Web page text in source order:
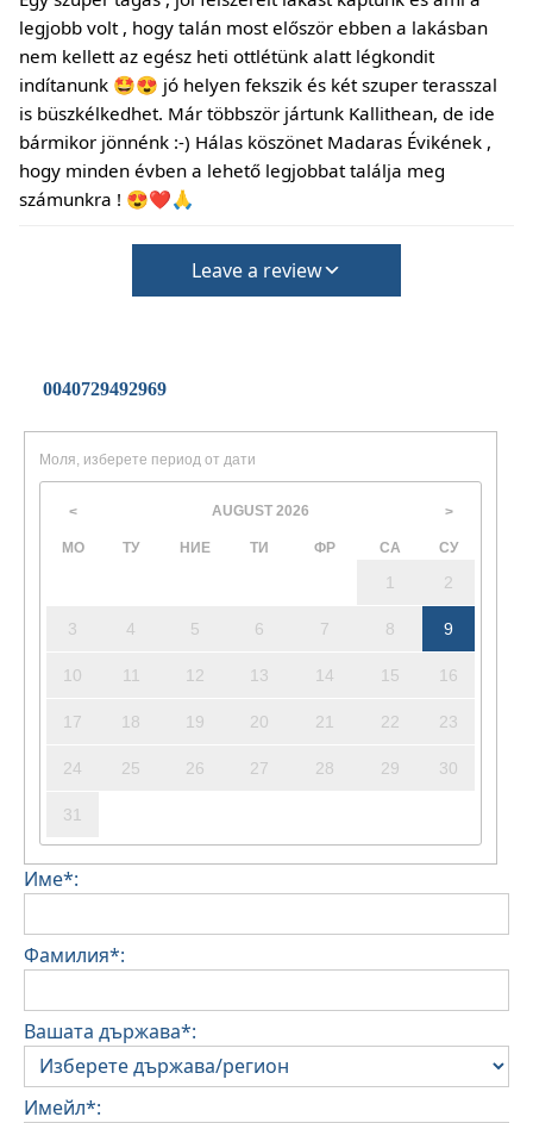
резервацията.
(Ще се изискват допълнителни такси за почистване
и депозит за щети)
legjobb volt , hogy talán most először ebben a lakásban
nem kellett az egész heti ottlétünk alatt légkondit
indítanunk 🤩😍 jó helyen fekszik és két szuper terasszal
is büszkélkedhet. Már többször jártunk Kallithean, de ide
bármikor jönnénk :-) Hálas köszönet Madaras Évikének ,
hogy minden évben a lehető legjobbat találja meg
számunkra ! 😍❤️🙏
Leave a review
0040729492969
Моля, изберете период от дати
< AUGUST 2026 >
МО ТУ НИЕ ТИ ФР СА СУ
1 2
3 4 5 6 7 8 9
10 11 12 13 14 15 16
17 18 19 20 21 22 23
24 25 26 27 28 29 30
31
Име*:
Фамилия*:
Вашата държава*:
Имейл*: